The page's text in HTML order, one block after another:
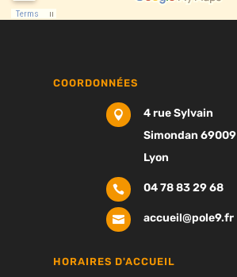
COORDONNÉES

4 rue Sylvain
Simondan 69009
Lyon
 04 78 83 29 68
 accueil@pole9.fr
HORAIRES D'ACCUEIL